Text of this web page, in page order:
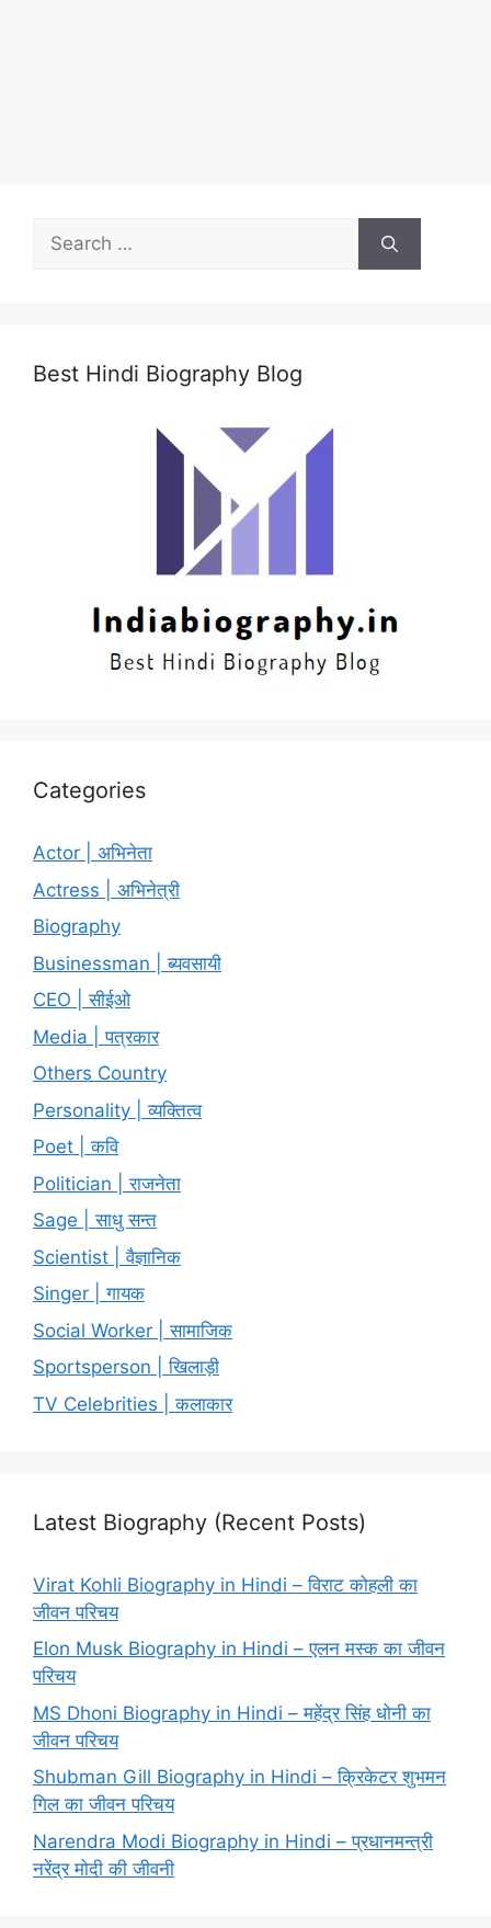
Search
for:
Best Hindi Biography Blog
Categories
Actor | अभिनेता
Actress | अभिनेत्री
Biography
Businessman | ब्यवसायी
CEO | सीईओ
Media | पत्रकार
Others Country
Personality | व्यक्तित्व
Poet | कवि
Politician | राजनेता
Sage | साधु सन्त
Scientist | वैज्ञानिक
Singer | गायक
Social Worker | सामाजिक
Sportsperson | खिलाड़ी
TV Celebrities | कलाकार
Latest Biography (Recent Posts)
Virat Kohli Biography in Hindi – विराट कोहली का
जीवन परिचय
Elon Musk Biography in Hindi – एलन मस्क का जीवन
परिचय
MS Dhoni Biography in Hindi – महेंद्र सिंह धोनी का
जीवन परिचय
Shubman Gill Biography in Hindi – क्रिकेटर शुभमन
गिल का जीवन परिचय
Narendra Modi Biography in Hindi – प्रधानमन्त्री
नरेंद्र मोदी की जीवनी